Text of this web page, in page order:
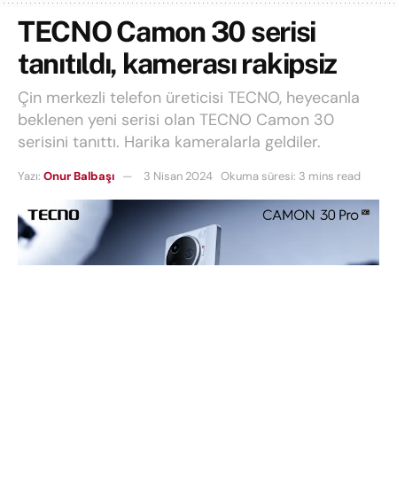
TECNO Camon 30 serisi
tanıtıldı, kamerası rakipsiz
Çin merkezli telefon üreticisi TECNO, heyecanla
beklenen yeni serisi olan TECNO Camon 30
serisini tanıttı. Harika kameralarla geldiler.
Yazı: Onur Balbaşı 3 Nisan 2024 Okuma süresi: 3 mins read